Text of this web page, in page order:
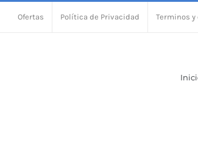
Ofertas Política de Privacidad Terminos